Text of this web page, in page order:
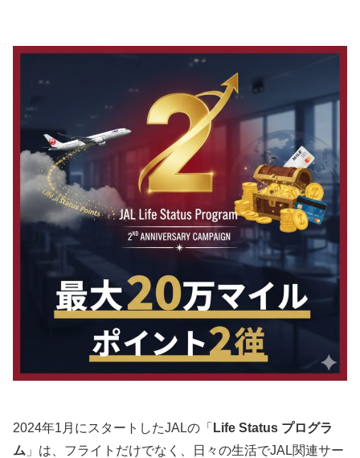
2024年1月にスタートしたJALの「 Life Status プログラ
ム 」は、フライトだけでなく、日々の生活でJAL関連サー